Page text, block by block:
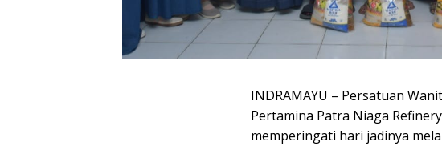
INDRAMAYU – Persatuan
Pertamina Patra Niaga
memperingati hari jadinya